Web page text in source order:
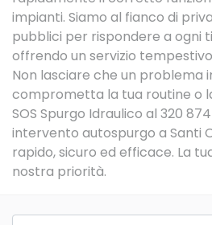
impianti. Siamo al fianco di
pubblici per rispondere a ogni
offrendo un servizio
Non lasciare che un problema
comprometta la tua routine o
SOS Spurgo Idraulico al 320
intervento autospurgo a Santi
rapido, sicuro ed efficace. La
nostra priorità.